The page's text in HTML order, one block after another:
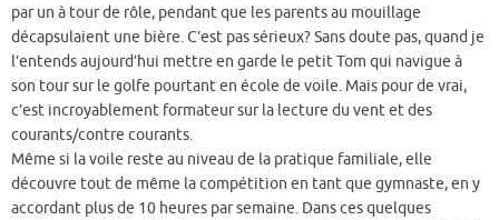
par un à tour de rôle, pendant que les parents au mouillage
décapsulaient une bière. C’est pas sérieux? Sans doute pas, quand je
l’entends aujourd’hui mettre en garde le petit Tom qui navigue à
son tour sur le golfe pourtant en école de voile. Mais pour de vrai,
c’est incroyablement formateur sur la lecture du vent et des
courants/contre courants.
Même si la voile reste au niveau de la pratique familiale, elle
découvre tout de même la compétition en tant que gymnaste, en y
accordant plus de 10 heures par semaine. Dans ces quelques